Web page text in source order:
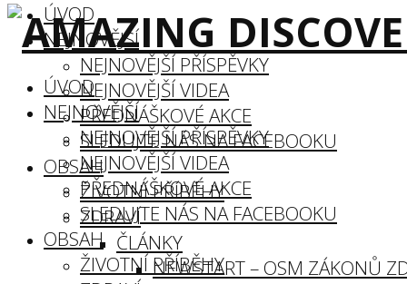
ÚVOD
NEJNOVĚJŠÍ
NEJNOVĚJŠÍ PŘÍSPĚVKY
NEJNOVĚJŠÍ VIDEA
PŘEDNÁŠKOVÉ AKCE
SLEDUJTE NÁS NA FACEBOOKU
OBSAH
ŽIVOTNÍ PŘÍBĚHY
ZDRAVÍ
ČLÁNKY
NEWSTART – OSM ZÁKONŮ
ÚVOD
NEJNOVĚJŠÍ
NEJNOVĚJŠÍ PŘÍSPĚVKY
NEJNOVĚJŠÍ VIDEA
PŘEDNÁŠKOVÉ AKCE
SLEDUJTE NÁS NA FACEBOOKU
OBSAH
ŽIVOTNÍ PŘÍBĚHY